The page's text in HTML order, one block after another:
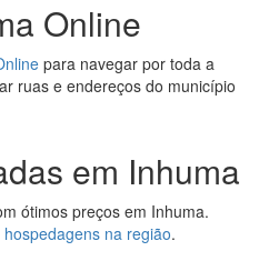
Online
para navegar por toda a
ruas e endereços do município
em Inhuma
ótimos preços em Inhuma.
na região.